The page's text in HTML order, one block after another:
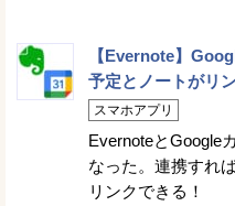
【Evernote】
予定とノートがリ
スマホアプリ
EvernoteとGoogle
なった。連携すれ
リンクできる！